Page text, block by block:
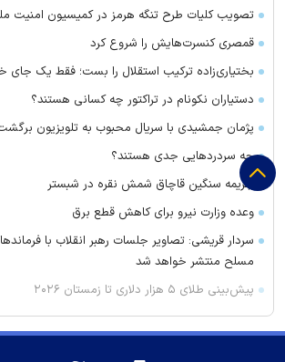
تصویب کلیات طرح تنگه هرمز در کمیسیون امنیت
قمصری کنسرت‌هایش را شروع کرد
بختیاری‌زاده ترکیب استقلال را بست؛ فقط یک جای
دستیاران نکونام در تراکتور چه کسانی هستند؟
پژمان جمشیدی با سریال محبوب به تلویزیون
چه سردرد‌هایی جدی هستند؟
جریمه سنگین قاچاق شمش نقره در شبستر
وعده وزارت نیرو برای کاهش قطع برق
سردار قریشی: تصاویر جلسات رهبر انقلاب با
مسلح منتشر خواهد شد
پیش‌بینی طلای ۵ هزار دلاری تا زمستان ۲۰۲۶
قیمت طلا و سکه چند؟/ نرخ حواله دلار